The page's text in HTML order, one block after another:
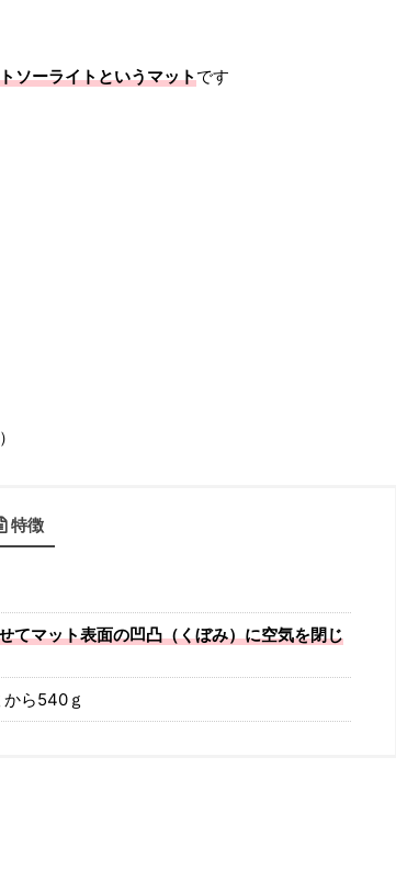
ソーライトというマットです
特徴
てマット表面の凹凸（くぼみ）に空気を閉じ
ら540ｇ